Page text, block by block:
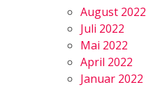
August 2022
Juli 2022
Mai 2022
April 2022
Januar 2022